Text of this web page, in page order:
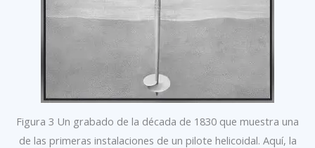
Figura 3 Un grabado de la década de 1830 que muestra una
de las primeras instalaciones de un pilote helicoidal. Aquí, la